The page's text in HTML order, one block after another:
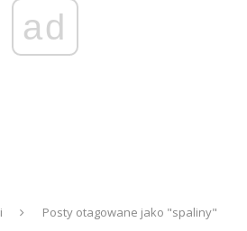
ad
Posty otagowane jako "spaliny"